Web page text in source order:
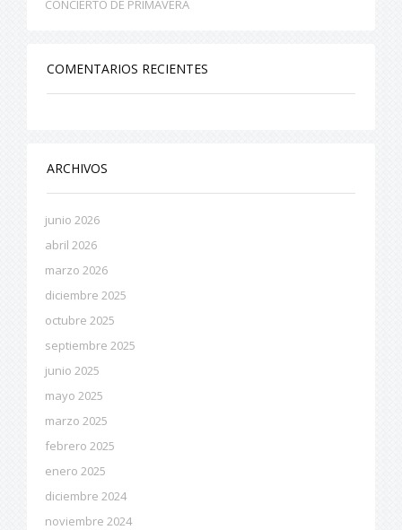
CONCIERTO DE PRIMAVERA
COMENTARIOS RECIENTES
ARCHIVOS
junio 2026
abril 2026
marzo 2026
diciembre 2025
octubre 2025
septiembre 2025
junio 2025
mayo 2025
marzo 2025
febrero 2025
enero 2025
diciembre 2024
noviembre 2024